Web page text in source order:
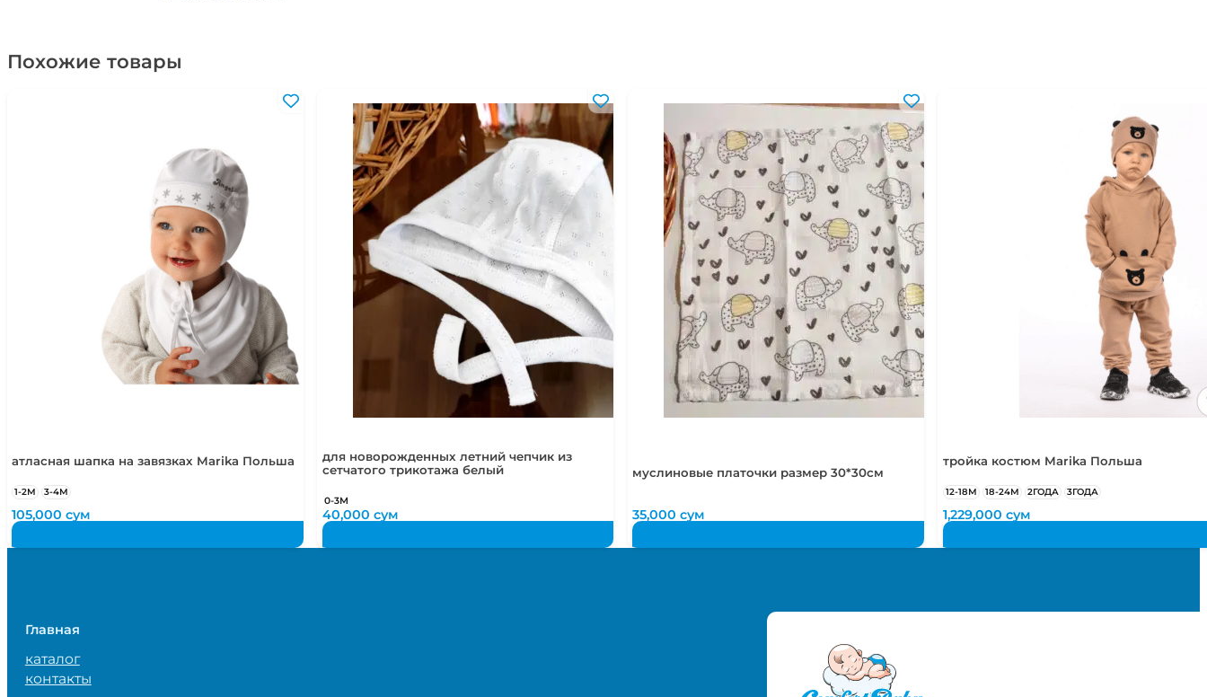
Похожие товары
атласная шапка на завязках Marika Польша
1-2М 3-4М
105,000сум
для новорожденных летний чепчик из
сетчатого трикотажа белый
0-3М
40,000 сум
муслиновые платочки размер 30*30см
35,000сум
тройка костюм Marika Польша
12-18М 18-24М 2ГОДА 3ГОДА
1,229,000 сум
Главная
каталог
контакты